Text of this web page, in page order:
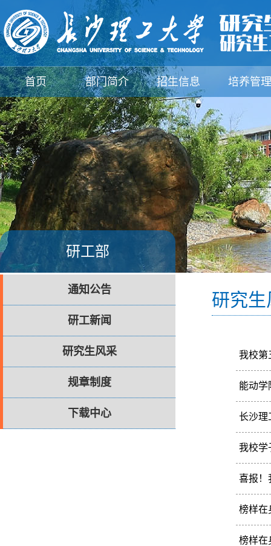
首页 部门简介 招生信息 培养管理
支部建设 规章制度 下载中心 新闻动态
研工部
通知公告
研工新闻
研究生风采
规章制度
下载中心
研究生
我校第
谱青
能动学
为传
长沙理
6月29
我校学
近日
喜报！
2022
榜样在
焦浩
榜样